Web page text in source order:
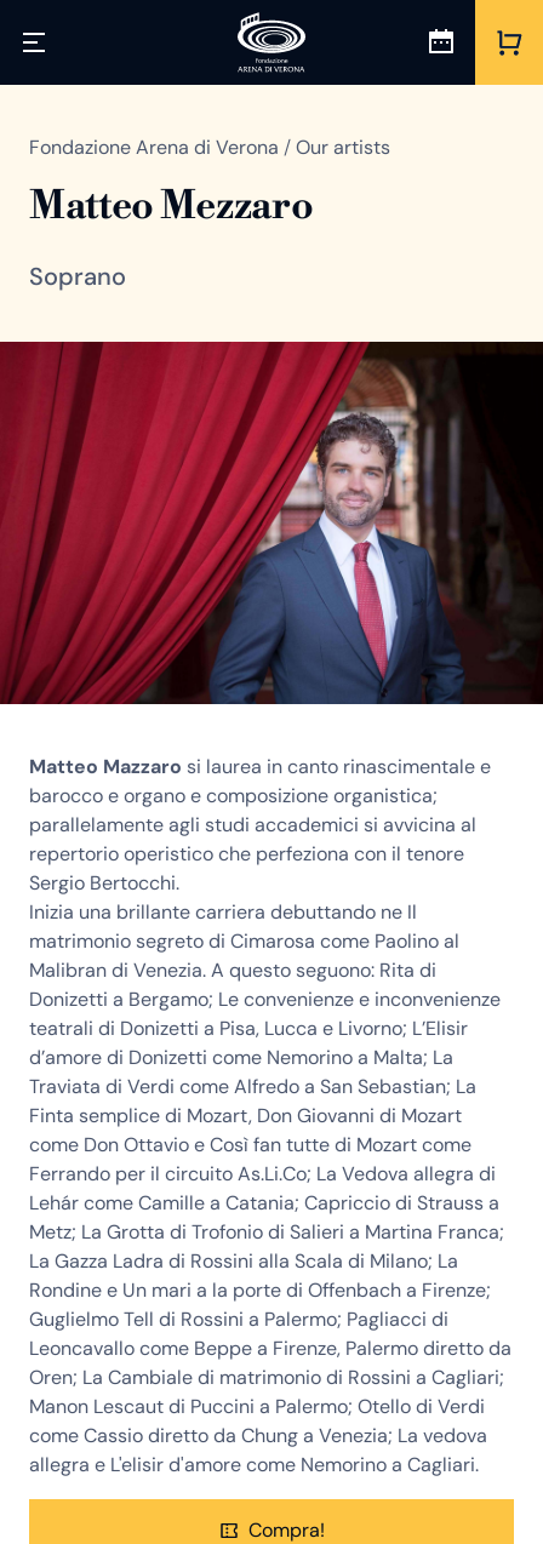
Fondazione Arena di Verona /Our artists
Matteo Mezzaro
Soprano
Matteo Mazzaro si laurea in canto rinascimentale e
barocco e organo e composizione organistica;
parallelamente agli studi accademici si avvicina al
repertorio operistico che perfeziona con il tenore
Sergio Bertocchi.
Inizia una brillante carriera debuttando ne Il
matrimonio segreto di Cimarosa come Paolino al
Malibran di Venezia. A questo seguono: Rita di
Donizetti a Bergamo; Le convenienze e inconvenienze
teatrali di Donizetti a Pisa, Lucca e Livorno; L’Elisir
d’amore di Donizetti come Nemorino a Malta; La
Traviata di Verdi come Alfredo a San Sebastian; La
Finta semplice di Mozart, Don Giovanni di Mozart
come Don Ottavio e Così fan tutte di Mozart come
Ferrando per il circuito As.Li.Co; La Vedova allegra di
Lehár come Camille a Catania; Capriccio di Strauss a
Metz; La Grotta di Trofonio di Salieri a Martina Franca;
La Gazza Ladra di Rossini alla Scala di Milano; La
Rondine e Un mari a la porte di Offenbach a Firenze;
Guglielmo Tell di Rossini a Palermo; Pagliacci di
Leoncavallo come Beppe a Firenze, Palermo diretto da
Oren; La Cambiale di matrimonio di Rossini a Cagliari;
Manon Lescaut di Puccini a Palermo; Otello di Verdi
come Cassio diretto da Chung a Venezia; La vedova
allegra e L'elisir d'amore come Nemorino a Cagliari.
Compra!